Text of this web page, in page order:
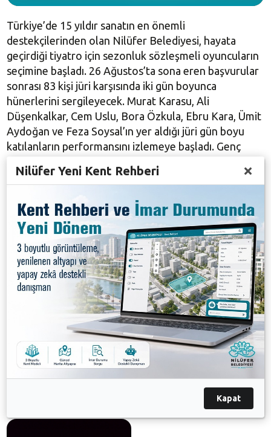
Türkiye’de 15 yıldır sanatın en önemli
destekçilerinden olan Nilüfer Belediyesi, hayata
geçirdiği tiyatro için sezonluk sözleşmeli oyuncuların
seçimine başladı. 26 Ağustos’ta sona eren başvurular
sonrası 83 kişi jüri karşısında iki gün boyunca
hünerlerini sergileyecek. Murat Karasu, Ali
Düşenkalkar, Cem Uslu, Bora Özkula, Ebru Kara, Ümit
Aydoğan ve Feza Soysal’ın yer aldığı jüri gün boyu
katılanların performansını izlemeye başladı. Genç
10 hünerli ismi belirleyecek.
Seçmeler sonrası sezonluk sözleşmeli olarak
seçilecek 10 kişi, 5 Eylül’de hazırlanacak yeni oyunun
provalarına başlayacak.
Galeri
Nilüfer Yeni Kent Rehberi
Kapat